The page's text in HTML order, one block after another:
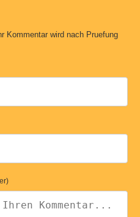
Kommentar wird nach Pruefung